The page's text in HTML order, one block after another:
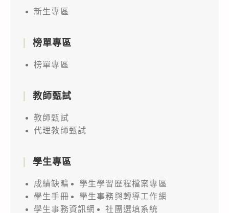
新生專區
榜單專區
榜單專區
教師甄試
教師甄試
代理教師甄試
學生專區
成績缺曠
學生學習歷程檔案專區
學生手冊
學生事務與轉導工作網
學生事務資訊網
社團選填系統